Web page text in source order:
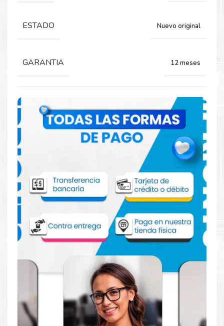
Comprar Tinta HP 938 Amarillo para
impresoras 9110 9120 9130 9720 9730
Aprovecha nuestra experiencia y atención para adquirir tus
productos. Tenemos promociones todos los dias. Escríbenos o
visítanos hoy para encontrar la solución perfecta para tu
impresoraHP, como laTinta HP 938 Amarillo para impresoras
9110 9120 9130 9720 9730
Dónde comprar Tinta para impresoras HP
9110 9120 9130 9720 9730 en Lima o para
provincia
ESTADO Nuevo original
GARANTIA 12 meses